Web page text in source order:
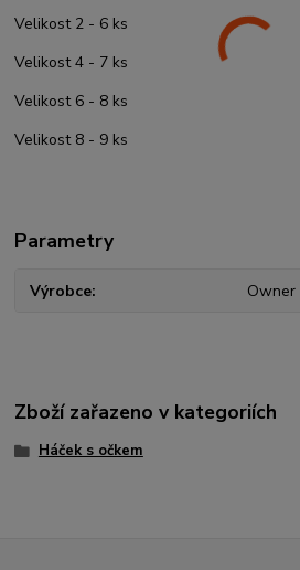
Velikost 2 - 6 ks
Velikost 4 - 7 ks
Velikost 6 - 8 ks
Velikost 8 - 9 ks
Parametry
Výrobce Owner
Zboží zařazeno v kategoriích
Háček s očkem